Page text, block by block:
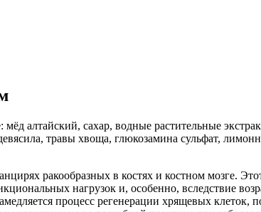
мёд алтайский, сахар, водные растительные
травы хвоща, глюкозамина сульфат,
ракообразных в костях и костном мозге.
нагрузок и, особенно, вследствие
процесс регенерации хрящевых